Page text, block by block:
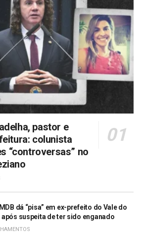
pastor e
colunista
“controversas” no
dá “pisa” em ex-prefeito do Vale do
suspeita de ter sido enganado